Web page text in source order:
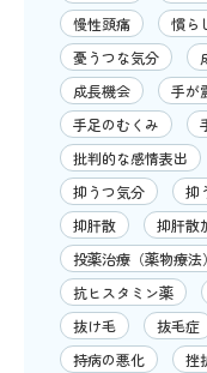
慢性頭痛 慣ら
憂うつな気分
成長機会
手が
手足のむくみ
批判的な感情表出
抑うつ気分
抑
抑肝散
抑肝散
投薬治療（薬物療法）
抗ヒスタミン薬
抜け毛
抜毛症
持病の悪化
挫